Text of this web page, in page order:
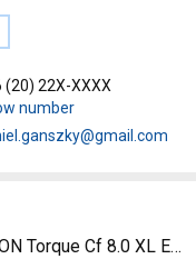
(20) 22X-XXXX
number
Torque Cf 8.0 XL